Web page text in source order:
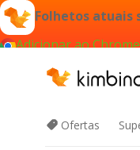
Folhetos atuais
Adicionar ao
Ofertas